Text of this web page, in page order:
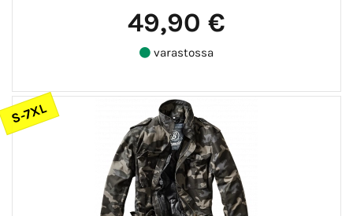
49,90 €
varastossa
S-7XL